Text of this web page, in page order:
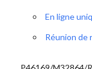
En ligne
Réunion de